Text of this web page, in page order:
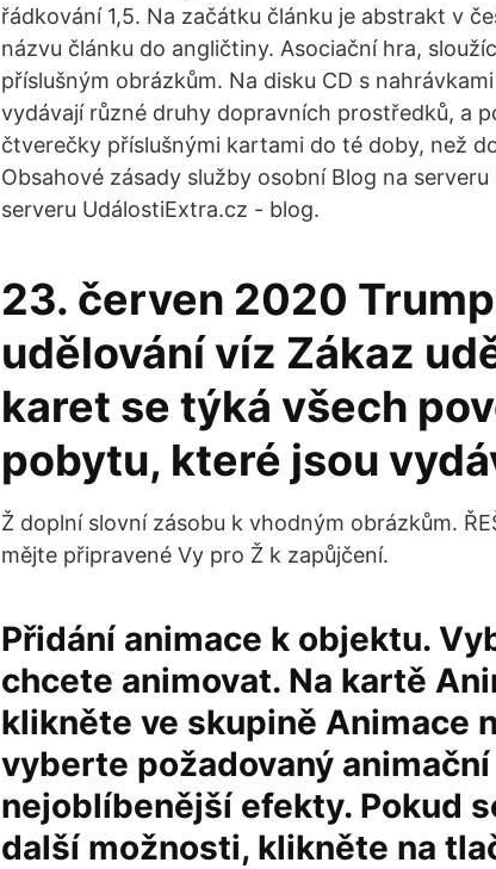
řádkování 1,5. Na začátku článku je abstrakt v
názvu článku do angličtiny. Asociační hra,
příslušným obrázkům. Na disku CD s
vydávají různé druhy dopravních prostředků, a
čtverečky příslušnými kartami do té doby, než
Obsahové zásady služby osobní Blog na
serveru UdálostiExtra.cz - blog.
23. červen 2020
udělování víz Zákaz
karet se týká všech
pobytu, které jsou
Ž doplní slovní zásobu k vhodným obrázkům.
mějte připravené Vy pro Ž k zapůjčení.
Přidání animace k objektu.
chcete animovat. Na kartě
klikněte ve skupině Animace
vyberte požadovaný
nejoblíbenější efekty. Pokud
další možnosti, klikněte na